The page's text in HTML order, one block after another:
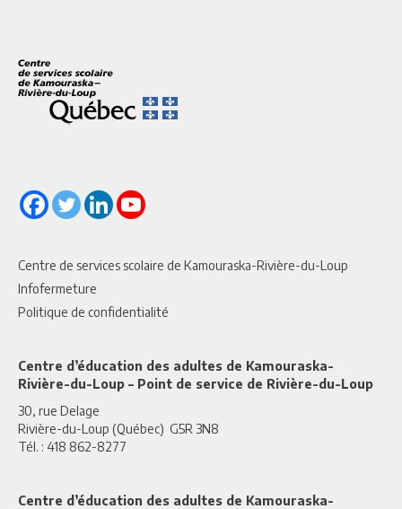
Centre de services scolaire de Kamouraska-Rivière-du-Loup
Infofermeture
Politique de confidentialité
Centre d’éducation des adultes de Kamouraska-
Rivière-du-Loup – Point de service de Rivière-du-Loup
30, rue Delage
Rivière-du-Loup (Québec) G5R 3N8
Tél. : 418 862-8277
Centre d’éducation des adultes de Kamouraska-